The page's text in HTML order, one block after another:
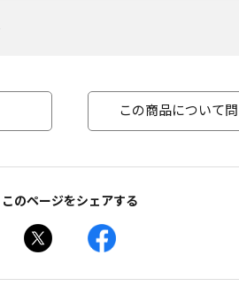
この商品について
このページをシェアする